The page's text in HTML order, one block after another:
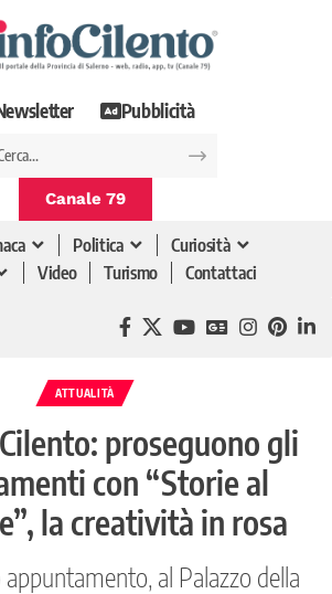
Pubblicità
Canale 79
Politica
Curiosità
Video Turismo Contattaci
ATTUALITÀ
proseguono gli
con “Storie al
la creatività in rosa
al Palazzo della